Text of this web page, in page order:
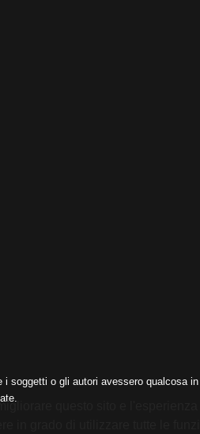
soggetti o gli autori avessero qualcosa
questo sito e l'esperienza